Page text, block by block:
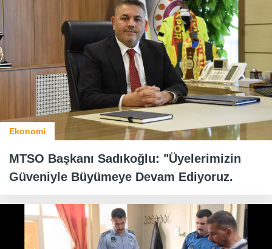
Ekonomi
MTSO Başkanı Sadıkoğlu: "Üyelerimizin
Güveniyle Büyümeye Devam Ediyoruz.